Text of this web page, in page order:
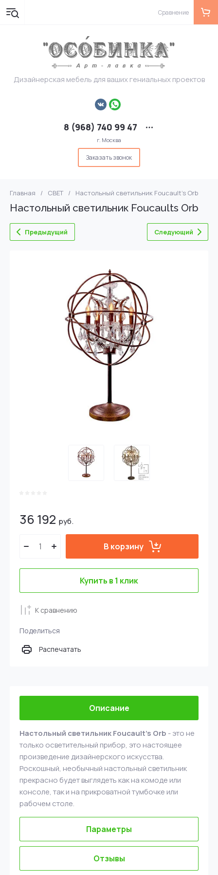
Дизайнерская мебель для ваших гениальных проектов
8 (968) 740 99 47
г. Москва
Заказать звонок
Сравнение
Главная / СВЕТ / Настольный светильник Foucault's Orb
Настольный светильник Foucaults Orb
Предыдущий Следующий
36 192 руб.
В корзину
Купить в 1 клик
К сравнению
Поделиться
Распечатать
Описание
Настольный светильник Foucault's Orb - это не
только осветительный прибор, это настоящее
произведение дизайнерского искусства.
Роскошный, необычный настольный светильник
прекрасно будет выглядеть как на комоде или
консоле, так и на прикроватной тумбочке или
рабочем столе.
Параметры
Отзывы